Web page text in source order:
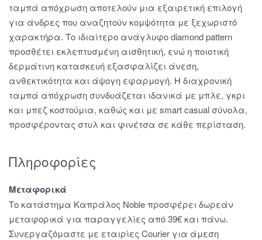
ταμπά απόχρωση αποτελούν μια εξαιρετική επιλογή
για άνδρες που αναζητούν κομψότητα με ξεχωριστό
χαρακτήρα. Το ιδιαίτερο ανάγλυφο diamond pattern
προσθέτει εκλεπτυσμένη αισθητική, ενώ η ποιοτική
δερμάτινη κατασκευή εξασφαλίζει άνεση,
ανθεκτικότητα και άψογη εφαρμογή. Η διαχρονική
ταμπά απόχρωση συνδυάζεται ιδανικά με μπλε, γκρι
και μπεζ κοστούμια, καθώς και με smart casual σύνολα,
προσφέροντας στυλ και φινέτσα σε κάθε περίσταση.
Πληροφορίες
Μεταφορικά
Το κατάστημα Καπράλος Noble προσφέρει δωρεάν
μεταφορικά για παραγγελίες από 39€ και πάνω.
Συνεργαζόμαστε με εταιρίες Courier για άμεση